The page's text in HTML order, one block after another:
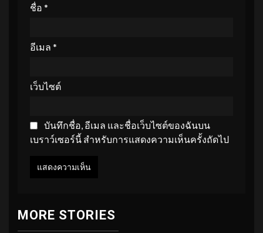
ชื่อ *
อีเมล *
เว็บไซต์
บันทึกชื่อ, อีเมล และชื่อเว็บไซต์ของฉันบน
เบราว์เซอร์นี้ สำหรับการแสดงความเห็นครั้งถัดไป
MORE STORIES